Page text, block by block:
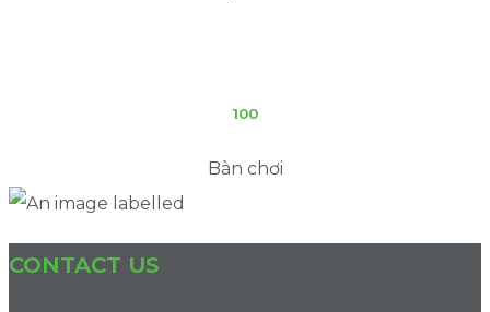
100
Bàn chơi
CONTACT US